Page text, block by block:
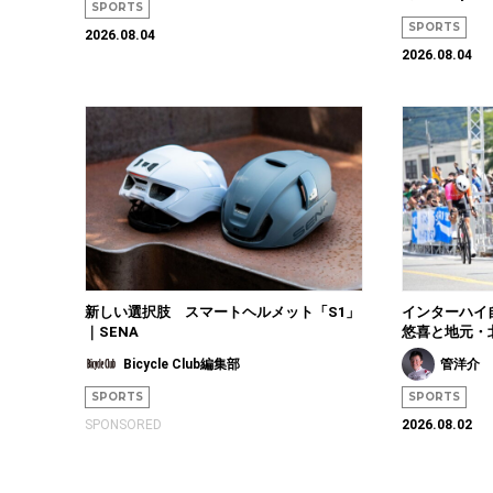
SPORTS
2026.08.04
SPORTS
2026.08.04
新しい選択肢 スマートヘルメット「S1」
｜SENA
Bicycle Club編集部
SPORTS
SPONSORED
インターハイ
悠喜と地元・
管洋介
SPORTS
2026.08.02